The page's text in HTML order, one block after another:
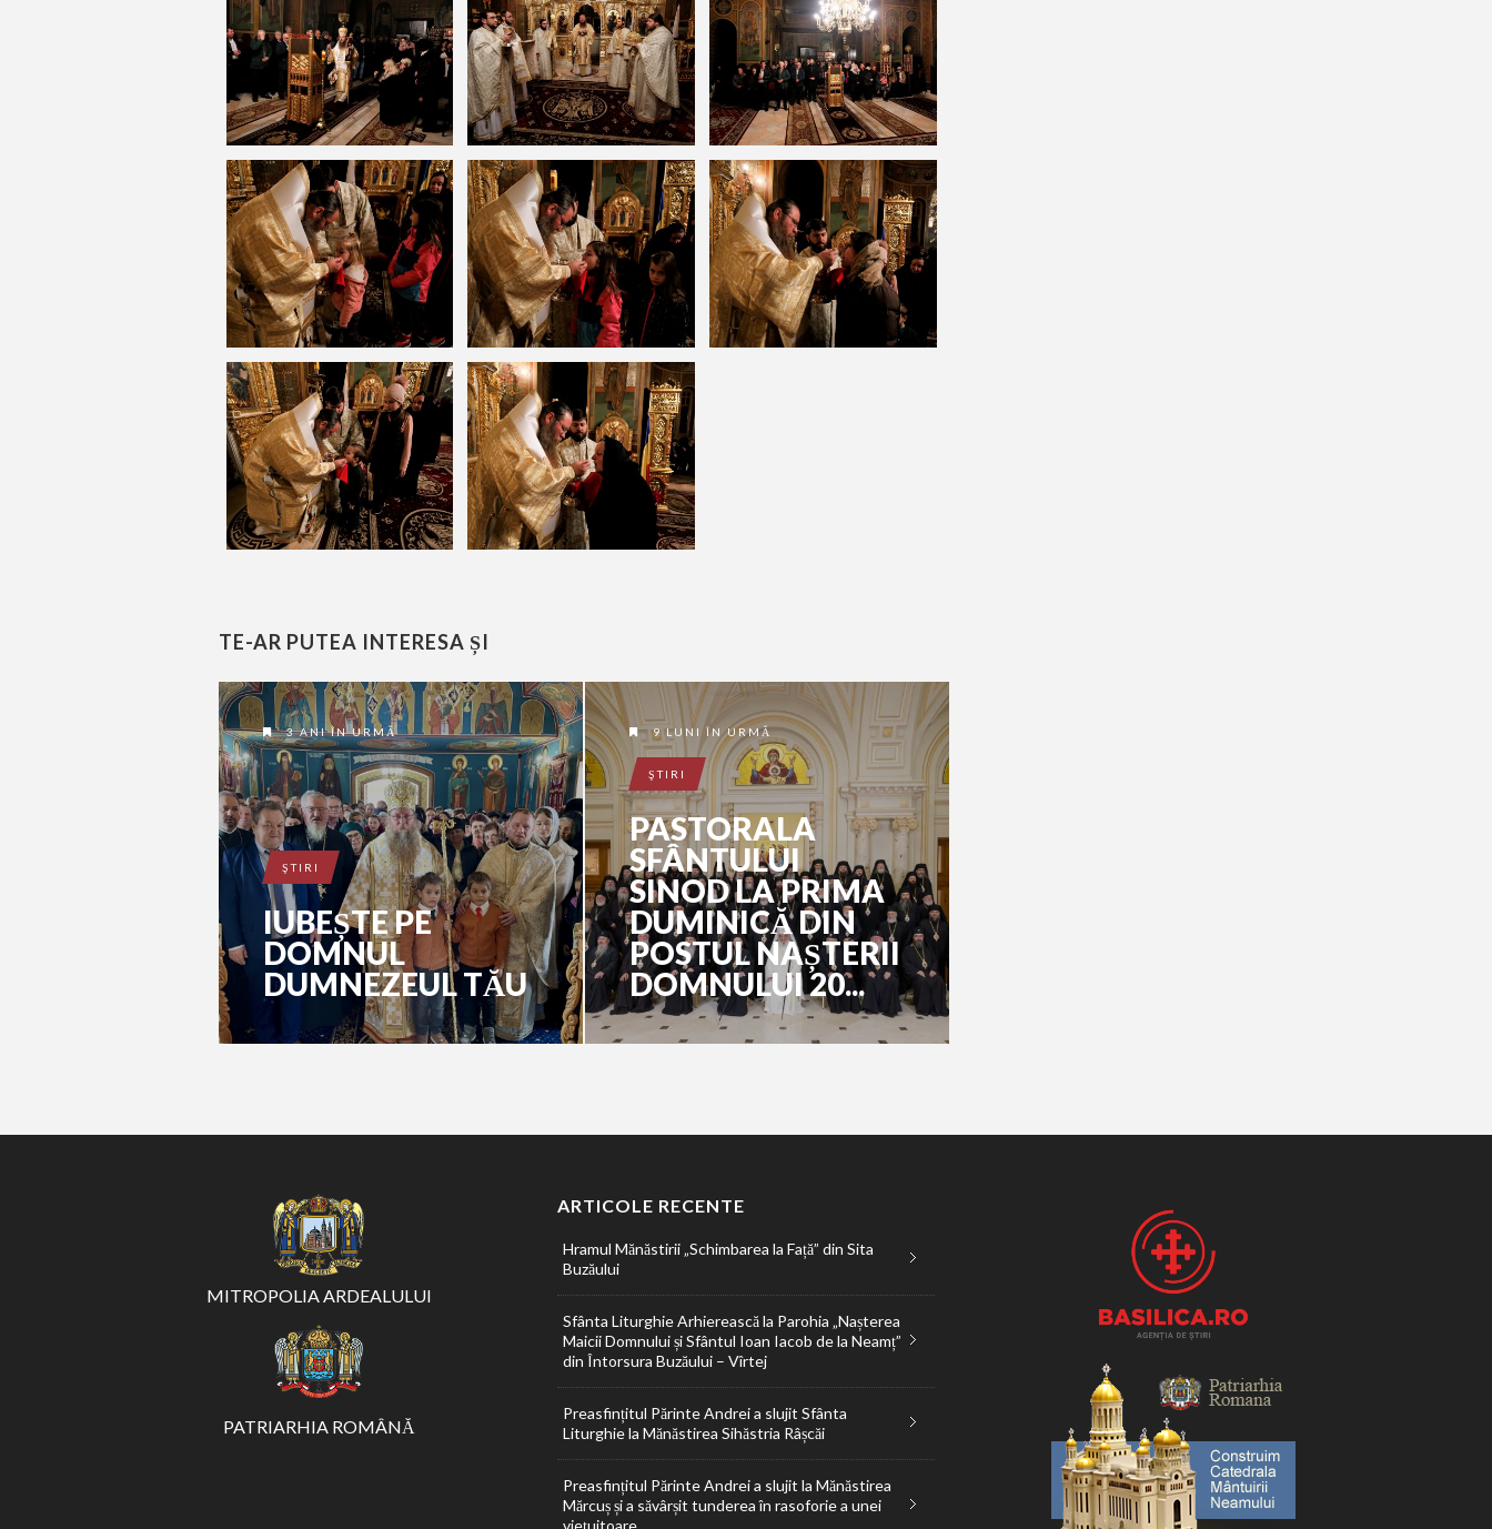
TE-AR PUTEA INTERESA ȘI
3 ANI ÎN URMĂ
ŞTIRI
IUBEȘTE PE
DOMNUL
DUMNEZEUL TĂU
9 LUNI ÎN URMĂ
ŞTIRI
PASTORALA
SFÂNTULUI
SINOD LA PRIMA
DUMINICĂ DIN
POSTUL NAȘTERII
DOMNULUI 20...
MITROPOLIA ARDEALULUI
PATRIARHIA ROMÂNĂ
ARTICOLE RECENTE
Hramul Mănăstirii „Schimbarea la Față” din Sita
Buzăului
Sfânta Liturghie Arhierească la Parohia „Nașterea
Maicii Domnului și Sfântul Ioan Iacob de la Neamț”
din Întorsura Buzăului – Vîrtej
Preasfințitul Părinte Andrei a slujit Sfânta
Liturghie la Mănăstirea Sihăstria Râșcăi
Preasfințitul Părinte Andrei a slujit la Mănăstirea
Mărcuș și a săvârșit tunderea în rasoforie a unei
viețuitoare